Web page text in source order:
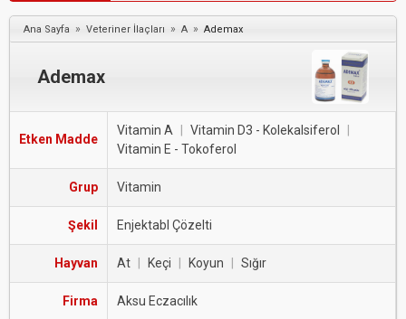
Ana Sayfa » Veteriner İlaçları » A » Ademax
Ademax
Etken Madde
Vitamin A Vitamin D3 - Kolekalsiferol
Vitamin E - Tokoferol
Grup Vitamin
Şekil Enjektabl Çözelti
Hayvan At Keçi Koyun Sığır
Firma Aksu Eczacılık